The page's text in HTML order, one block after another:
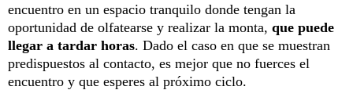
encuentro en un espacio tranquilo donde tengan la
oportunidad de olfatearse y realizar la monta, que puede
llegar a tardar horas. Dado el caso en que se muestran
predispuestos al contacto, es mejor que no fuerces el
encuentro y que esperes al próximo ciclo.